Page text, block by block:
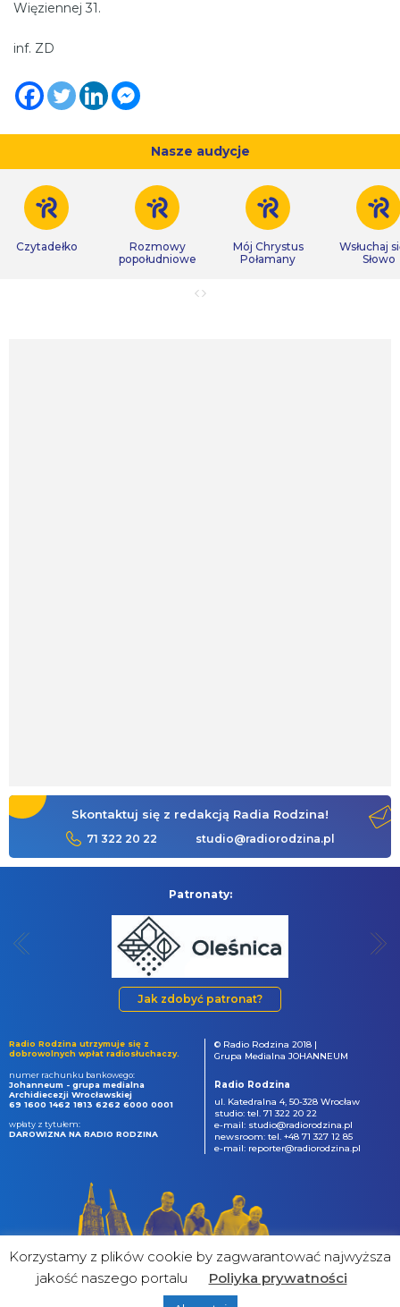
Więziennej 31.
inf. ZD
Nasze audycje
Czytadełko
Rozmowy
popołudniowe
Mój Chrystus
Połamany
Wsłuchaj
Słowo
Skontaktuj się z redakcją Radia Rodzina!
71 322 20 22 studio@radiorodzina.pl
Patronaty:
Jak zdobyć patronat?
Radio Rodzina utrzymuje się z
dobrowolnych wpłat radiosłuchaczy.
numer rachunku bankowego:
Johanneum - grupa medialna
Archidiecezji Wrocławskiej
69 1600 1462 1813 6262 6000 0001
wpłaty z tytułem:
DAROWIZNA NA RADIO RODZINA
© Radio Rodzina 2018 |
Grupa Medialna JOHANNEUM
Radio Rodzina
ul. Katedralna 4, 50-328 Wrocław
studio: tel. 71 322 20 22
e-mail: studio@radiorodzina.pl
newsroom: tel. +48 71 327 12 85
e-mail: reporter@radiorodzina.pl
Korzystamy z plików cookie by zagwarantować najwyższa
jakość naszego portalu
Poliyka prywatności